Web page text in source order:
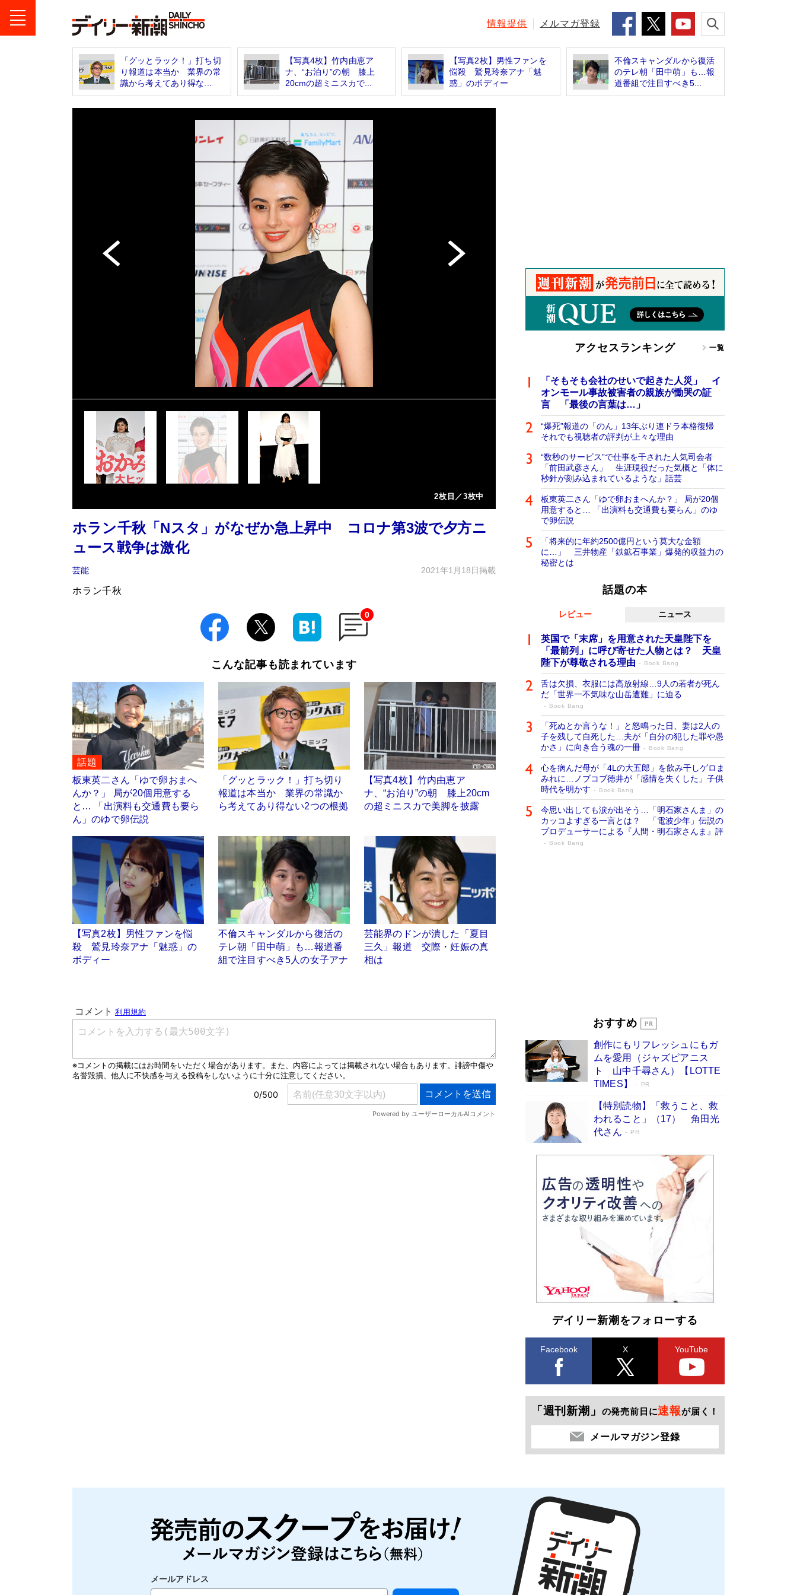
情報提供 メルマガ登録
「グッとラック！」打ち切
り報道は本当か 業界の常
識から考えてあり得な...
【写真4枚】竹内由恵ア
ナ、“お泊り”の朝 膝上
20cmの超ミニスカで...
【写真2枚】男性ファンを
悩殺 鷲見玲奈アナ「魅
惑」のボディー
不倫スキャンダルから復活
のテレ朝「田中萌」も…報
道番組で注目すべき5...
2枚目／3枚中
ホラン千秋「Nスタ」がなぜか急上昇中 コロナ第3波で夕方ニ
ュース戦争は激化
芸能 2021年1月18日掲載
ホラン千秋
0
こんな記事も読まれています
話題
板東英二さん「ゆで卵おまへ
んか？」 局が20個用意する
と… 「出演料も交通費も要ら
ん」のゆで卵伝説
「グッとラック！」打ち切り
報道は本当か 業界の常識か
ら考えてあり得ない2つの根拠
【写真4枚】竹内由恵ア
ナ、“お泊り”の朝 膝上20cm
の超ミニスカで美脚を披露
【写真2枚】男性ファンを悩
殺 鷲見玲奈アナ「魅惑」の
ボディー
不倫スキャンダルから復活の
テレ朝「田中萌」も…報道番
組で注目すべき5人の女子アナ
芸能界のドンが潰した「夏目
三久」報道 交際・妊娠の真
相は
アクセスランキング 一覧
「そもそも会社のせいで起きた人災」 イ
オンモール事故被害者の親族が慟哭の証
言 「最後の言葉は…」
“爆死”報道の「のん」13年ぶり連ドラ本格復帰
それでも視聴者の評判が上々な理由
“数秒のサービス”で仕事を干された人気司会者
「前田武彦さん」 生涯現役だった気概と「体に
秒針が刻み込まれているような」話芸
板東英二さん「ゆで卵おまへんか？」 局が20個
用意すると… 「出演料も交通費も要らん」のゆ
で卵伝説
「将来的に年約2500億円という莫大な金額
に…」 三井物産「鉄鉱石事業」爆発的収益力の
秘密とは
話題の本
レビュー ニュース
英国で「末席」を用意された天皇陛下を
「最前列」に呼び寄せた人物とは？ 天皇
陛下が尊敬される理由
Book Bang
舌は欠損、衣服には高放射線…9人の若者が死ん
だ「世界一不気味な山岳遭難」に迫る
Book Bang
「死ぬとか言うな！」と怒鳴った日、妻は2人の
子を残して自死した…夫が「自分の犯した罪や愚
かさ」に向き合う魂の一冊
Book Bang
心を病んだ母が「4Lの大五郎」を飲み干しゲロま
みれに…ノブコブ徳井が「感情を失くした」子供
時代を明かす
Book Bang
今思い出しても涙が出そう…「明石家さんま」の
カッコよすぎる一言とは？ 「電波少年」伝説の
プロデューサーによる『人間・明石家さんま』評
Book Bang
皇陛下はお元気でおられるか」がサウジ国王の第
東野圭吾、伊坂幸太郎の人気シリーズ最新作どち
らも文庫化 映画化された直木賞受賞作もランク
イン［文庫ベストセラー］
Book Bang
おすすめ
創作にもリフレッシュにもガ
ムを愛用（ジャズピアニス
ト 山中千尋さん）【LOTTE
TIMES】
PR
【特別読物】「救うこと、救
われること」（17） 角田光
代さん
PR
デイリー新潮をフォローする
Facebook X YouTube
「週刊新潮」 の発売前日に速報が届く！
メールマガジン登録
メールアドレス